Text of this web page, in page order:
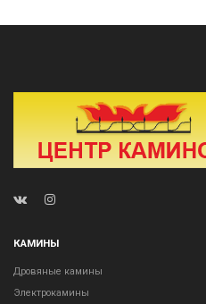
КАМИНЫ
Дровяные камины
Электрокамины